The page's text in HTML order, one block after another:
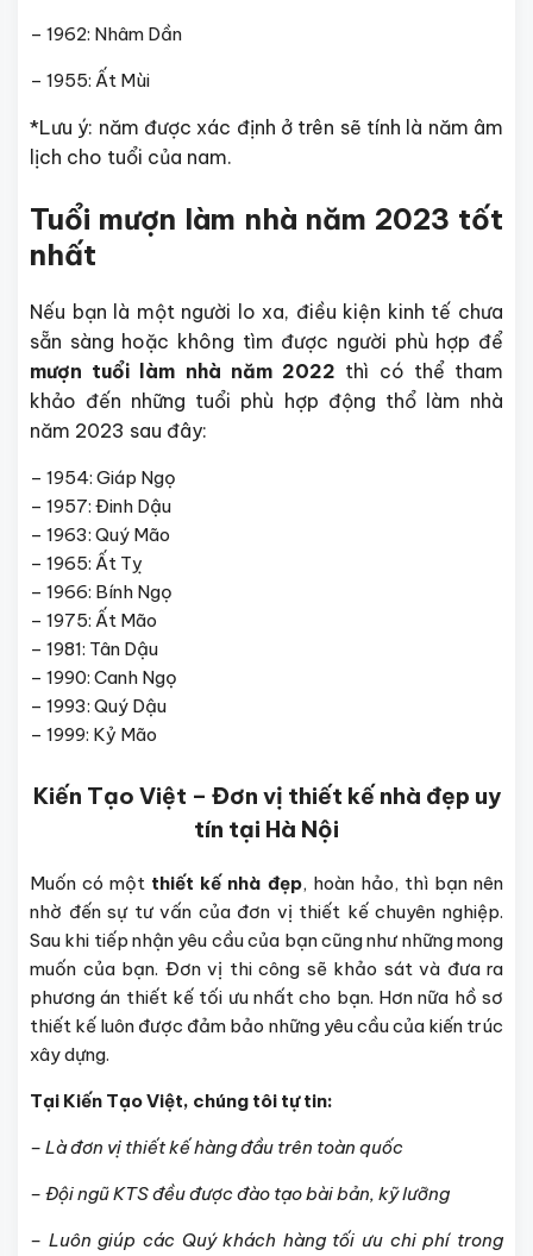
– 1962: Nhâm Dần
– 1955: Ất Mùi
*Lưu ý: năm được xác định ở trên sẽ tính là năm âm
lịch cho tuổi của nam.
Tuổi mượn làm nhà năm 2023 tốt
nhất
Nếu bạn là một người lo xa, điều kiện kinh tế chưa
sẵn sàng hoặc không tìm được người phù hợp để
mượn tuổi làm nhà năm 2022 thì có thể tham
khảo đến những tuổi phù hợp động thổ làm nhà
năm 2023 sau đây:
– 1954: Giáp Ngọ
– 1957: Đinh Dậu
– 1963: Quý Mão
– 1965: Ất Tỵ
– 1966: Bính Ngọ
– 1975: Ất Mão
– 1981: Tân Dậu
– 1990: Canh Ngọ
– 1993: Quý Dậu
– 1999: Kỷ Mão
Kiến Tạo Việt – Đơn vị thiết kế nhà đẹp uy
tín tại Hà Nội
Muốn có một thiết kế nhà đẹp, hoàn hảo, thì bạn nên
nhờ đến sự tư vấn của đơn vị thiết kế chuyên nghiệp.
Sau khi tiếp nhận yêu cầu của bạn cũng như những mong
muốn của bạn. Đơn vị thi công sẽ khảo sát và đưa ra
phương án thiết kế tối ưu nhất cho bạn. Hơn nữa hồ sơ
thiết kế luôn được đảm bảo những yêu cầu của kiến trúc
xây dựng.
Tại Kiến Tạo Việt, chúng tôi tự tin:
– Là đơn vị thiết kế hàng đầu trên toàn quốc
– Đội ngũ KTS đều được đào tạo bài bản, kỹ lưỡng
– Luôn giúp các Quý khách hàng tối ưu chi phí trong